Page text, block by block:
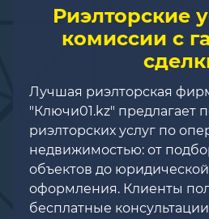
Риэлторские
комиссии с
Лучшая риэлторская
"Ключи01.kz" предлагает
риэлторских услуг по
недвижимостью: от
объектов до
оформления. Клиенты
бесплатные